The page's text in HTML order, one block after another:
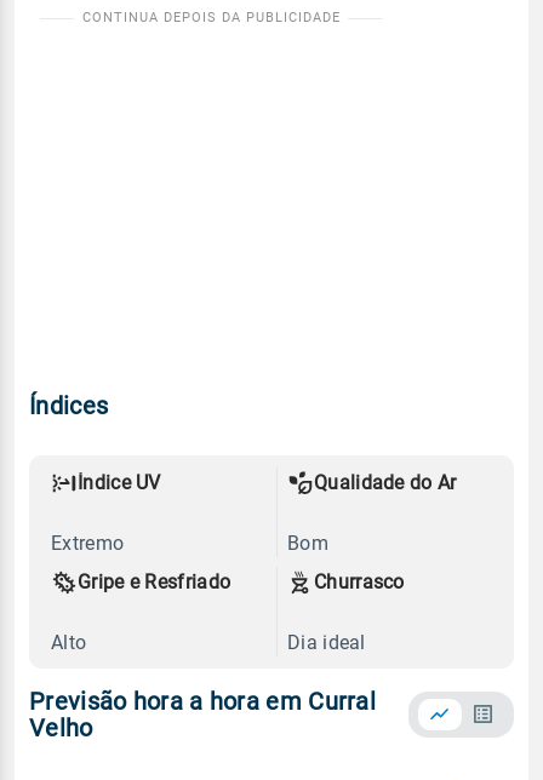
Índices
Índice UV
Extremo
Qualidade do Ar
Bom
Gripe e Resfriado
Alto
Churrasco
Dia ideal
Previsão hora a hora em Curral
Velho